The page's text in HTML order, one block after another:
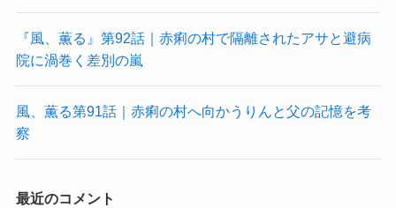
『風、薫る』第92話｜赤痢の村で隔離されたアサと避病
院に渦巻く差別の嵐
風、薫る第91話｜赤痢の村へ向かうりんと父の記憶を考
察
最近のコメント